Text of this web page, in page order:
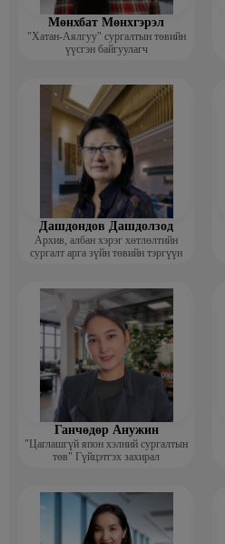
Мөнхбат Мөнхгэрэл
"Хатан-Аялгуу" сургалтын төвийн
үүсгэн байгуулагч
Дашдондов Дашдолзод
Архив, албан хэрэг хөтлөлтийн
сургалт арга зүйн төвийн тэргүүн
Ганчөдөр Анужин
"Цаглашгүй япон хэлний сургалтын
төв" Гүйцэтгэх захирал